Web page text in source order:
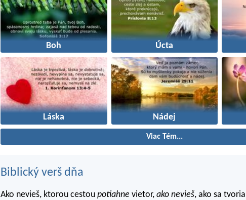
Boh Úcta
Láska Nádej
Viac Tém...
Biblický verš dňa
Ako nevieš, ktorou cestou potiahne vietor, ako nevieš, ako sa